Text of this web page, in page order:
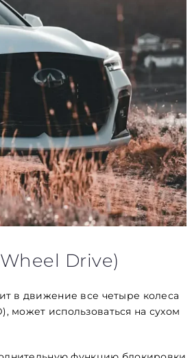
Drive)
в движение все четыре колеса
может использоваться на сухом